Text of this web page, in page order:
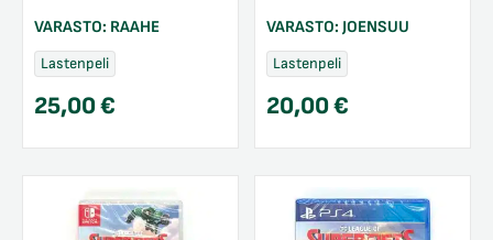
VARASTO: RAAHE
Lastenpeli
25,00€
VARASTO: JOENSUU
Lastenpeli
20,00€